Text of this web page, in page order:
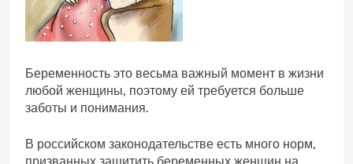
Беременность это весьма важный момент в жизни
любой женщины, поэтому ей требуется больше
заботы и понимания.
В российском законодательстве есть много норм,